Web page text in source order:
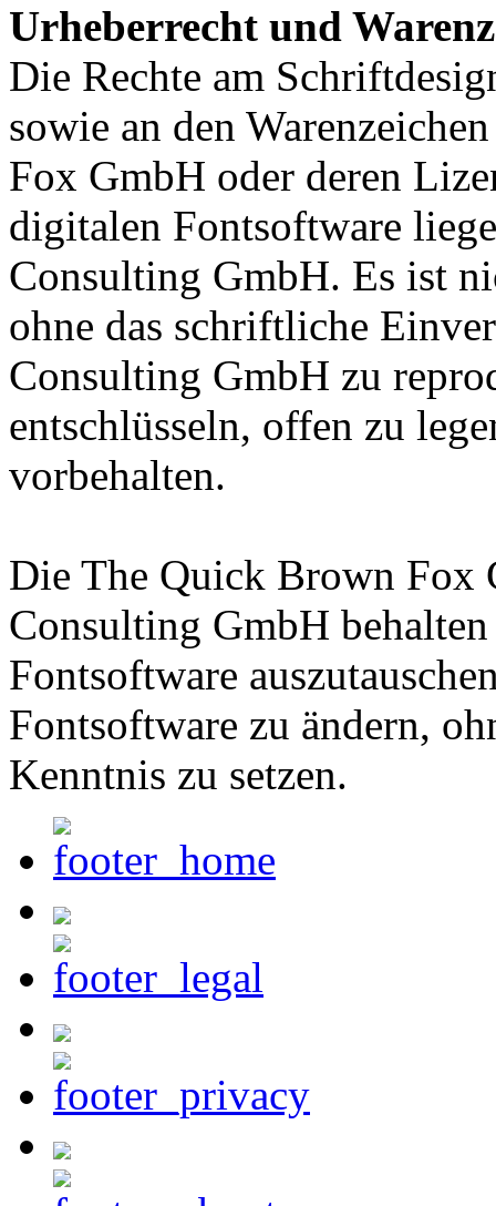
Urheberrecht und
Die Rechte am
sowie an den
Fox GmbH oder deren
digitalen Fontsoftware
Consulting GmbH. Es ist
ohne das schriftliche
Consulting GmbH zu
entschlüsseln, offen zu
vorbehalten.
Die The Quick Brown Fox
Consulting GmbH
Fontsoftware
Fontsoftware zu ändern,
Kenntnis zu setzen.